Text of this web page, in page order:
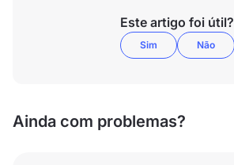
Este artigo foi útil?
Sim Não
Ainda com problemas?